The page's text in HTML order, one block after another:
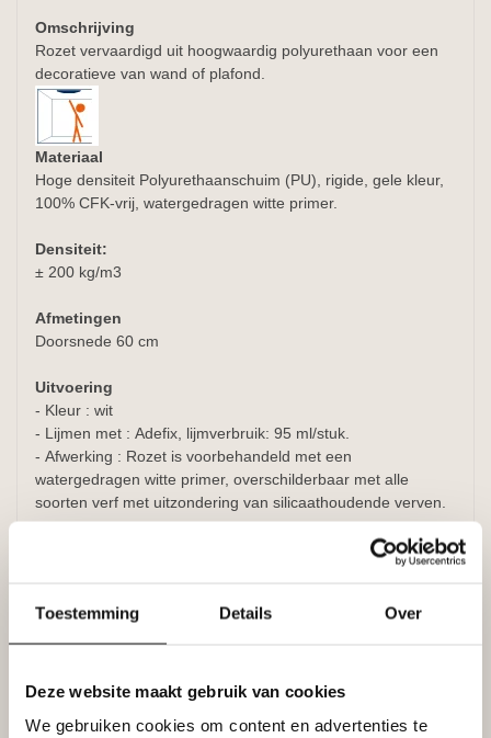
Toestemming Details Over
Deze website maakt gebruik van cookies
We gebruiken cookies om content en advertenties te
Omschrijving
Rozet vervaardigd uit hoogwaardig polyurethaan voor een
decoratieve van wand of plafond.
Materiaal
Hoge densiteit Polyurethaanschuim (PU), rigide, gele kleur,
100% CFK-vrij, watergedragen witte primer.
Densiteit:
± 200 kg/m3
Afmetingen
Doorsnede 60 cm
Uitvoering
- Kleur : wit
- Lijmen met : Adefix, lijmverbruik: 95 ml/stuk.
- Afwerking : Rozet is voorbehandeld met een
watergedragen witte primer, overschilderbaar met alle
soorten verf met uitzondering van silicaathoudende verven.
Reviews
Gerelateerde producten